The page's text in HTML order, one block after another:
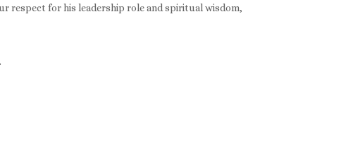
respect for his leadership role and spiritual wisdom,